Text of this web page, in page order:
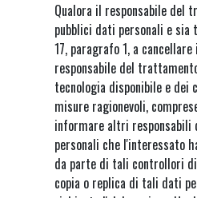
Qualora il responsabile del
pubblici dati personali e
17, paragrafo 1, a
responsabile del
tecnologia disponibile e
misure ragionevoli,
informare altri
personali che l'interessato
da parte di tali controllori
copia o replica di tali dati